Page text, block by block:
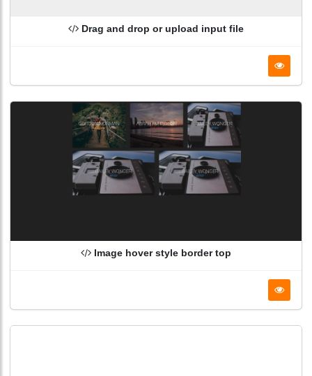
Drag and drop or upload input file
Image hover style border top